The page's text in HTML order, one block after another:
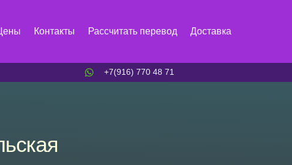
Контакты Рассчитать перевод Доставка
+7(916) 770 48 71